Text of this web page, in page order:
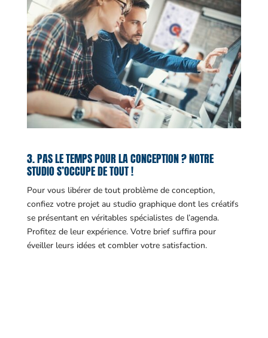
3. PAS LE TEMPS POUR LA CONCEPTION ? NOTRE
STUDIO S’OCCUPE DE TOUT !
Pour vous libérer de tout problème de conception,
confiez votre projet au studio graphique dont les créatifs
se présentant en véritables spécialistes de l’agenda.
Profitez de leur expérience. Votre brief suffira pour
éveiller leurs idées et combler votre satisfaction.